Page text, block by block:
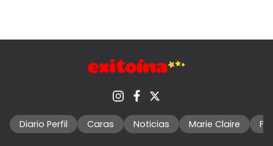
Diario Perfil Caras Noticias Marie Claire